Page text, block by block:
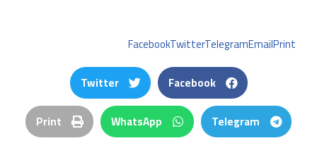
FacebookTwitterTelegramEmailPrint
Facebook
Twitter
Telegram
WhatsApp
Print